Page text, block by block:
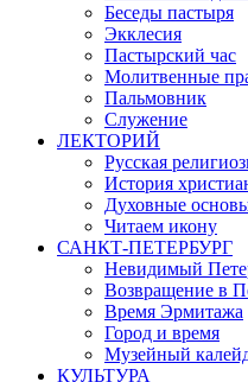
Беседы пастыря
Экклесия
Пастырский час
Молитвенные
Пальмовник
Служение
ЛЕКТОРИЙ
Русская
История
Духовные
Читаем икону
САНКТ-ПЕТЕРБУРГ
Невидимый
Возвращение в
Время Эрмитажа
Город и время
Музейный
КУЛЬТУРА